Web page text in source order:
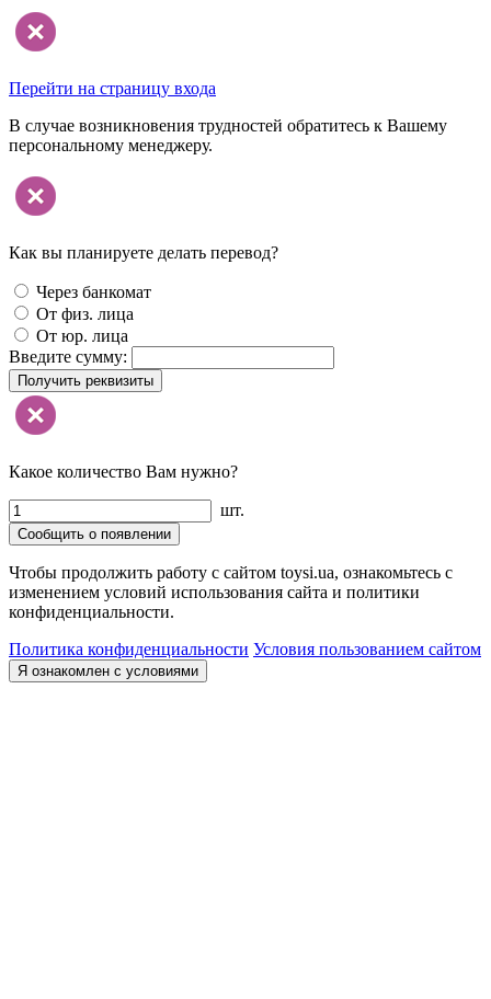
Перейти на страницу входа
В случае возникновения трудностей обратитесь к Вашему
персональному менеджеру.
Как вы планируете делать перевод?
Через банкомат
От физ. лица
От юр. лица
Введите сумму:
Получить реквизиты
Какое количество Вам нужно?
шт.
Сообщить о появлении
Чтобы продолжить работу с сайтом toysi.ua, ознакомьтесь с
изменением условий использования сайта и политики
конфиденциальности.
Политика конфиденциальности Условия пользованием сайтом
Я ознакомлен с условиями